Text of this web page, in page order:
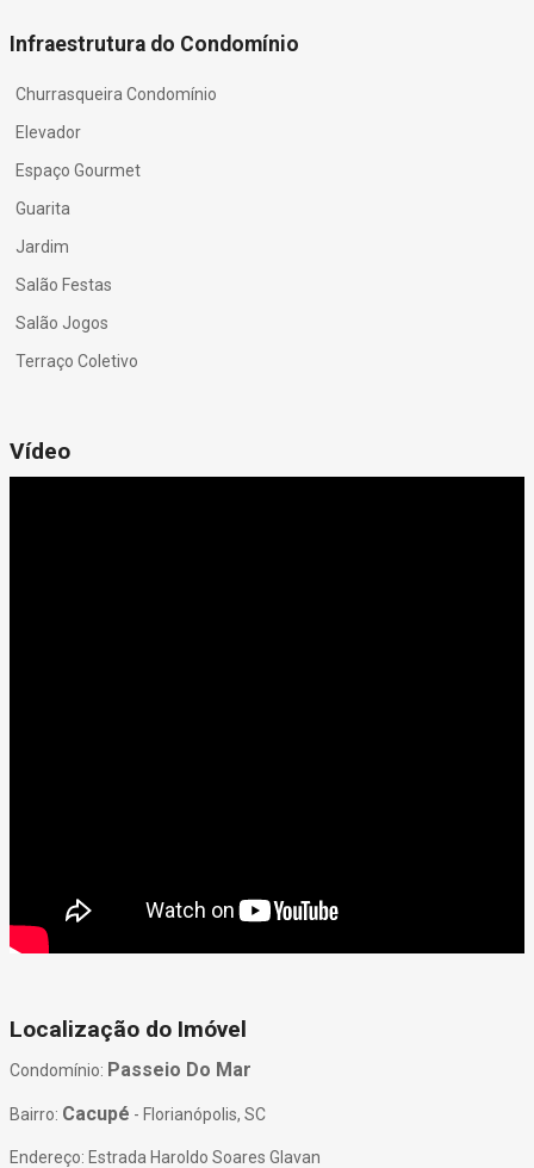
Infraestrutura do Condomínio
Churrasqueira Condomínio
Elevador
Espaço Gourmet
Guarita
Jardim
Salão Festas
Salão Jogos
Terraço Coletivo
Vídeo
Localização do Imóvel
Condomínio: Passeio Do Mar
Bairro: Cacupé - Florianópolis, SC
Endereço: Estrada Haroldo Soares Glavan